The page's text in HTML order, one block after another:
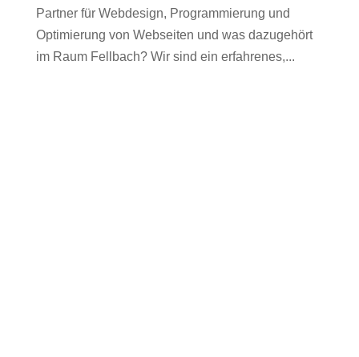
Partner für Webdesign, Programmierung und
Optimierung von Webseiten und was dazugehört
im Raum Fellbach? Wir sind ein erfahrenes,...